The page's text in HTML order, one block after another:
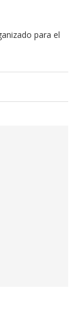
para el